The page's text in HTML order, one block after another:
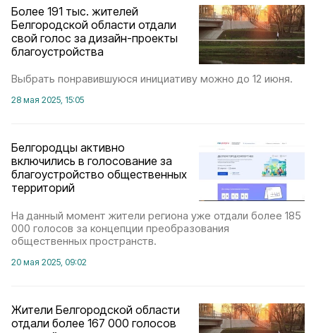
Более 191 тыс. жителей
Белгородской области отдали
свой голос за дизайн-проекты
благоустройства
Выбрать понравившуюся инициативу можно до 12 июня.
28 мая 2025, 15:05
Белгородцы активно
включились в голосование за
благоустройство общественных
территорий
На данный момент жители региона уже отдали более 185
000 голосов за концепции преобразования
общественных пространств.
20 мая 2025, 09:02
Жители Белгородской области
отдали более 167 000 голосов